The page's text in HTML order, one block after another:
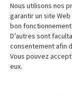
Ressources
Library
Articles
Social
Media
MAROC
Nous utilisons nos
garantir un site
bon
D’autres sont
consentement afin
Vous pouvez
eux.